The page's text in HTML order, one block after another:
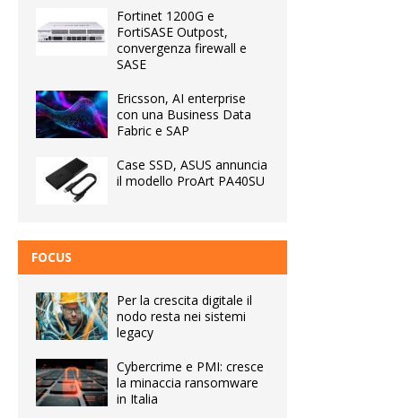
Fortinet 1200G e
FortiSASE Outpost,
convergenza firewall e
SASE
Ericsson, AI enterprise
con una Business Data
Fabric e SAP
Case SSD, ASUS annuncia
il modello ProArt PA40SU
FOCUS
Per la crescita digitale il
nodo resta nei sistemi
legacy
Cybercrime e PMI: cresce
la minaccia ransomware
in Italia